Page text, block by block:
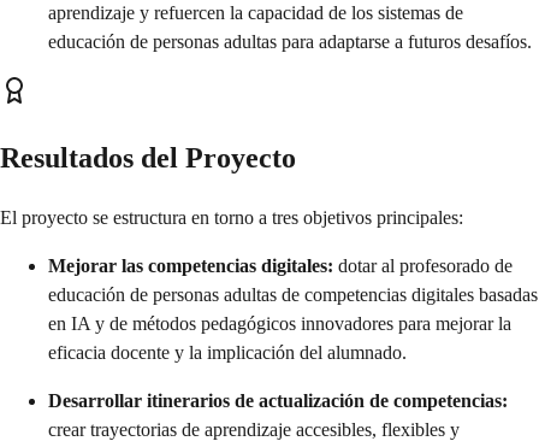
aprendizaje y refuercen la capacidad de los sistemas de
educación de personas adultas para adaptarse a futuros desafíos.
Resultados del Proyecto
El proyecto se estructura en torno a tres objetivos principales:
Mejorar las competencias digitales: dotar al profesorado de
educación de personas adultas de competencias digitales basadas
en IA y de métodos pedagógicos innovadores para mejorar la
eficacia docente y la implicación del alumnado.
Desarrollar itinerarios de actualización de competencias:
crear trayectorias de aprendizaje accesibles, flexibles y